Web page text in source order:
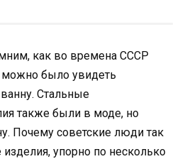
как во времена СССР
было увидеть
Стальные
также были в моде, но
Почему советские люди так
упорно по несколько